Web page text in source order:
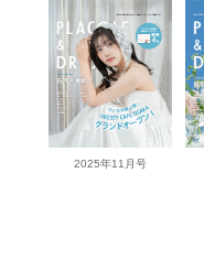
2025年11月号